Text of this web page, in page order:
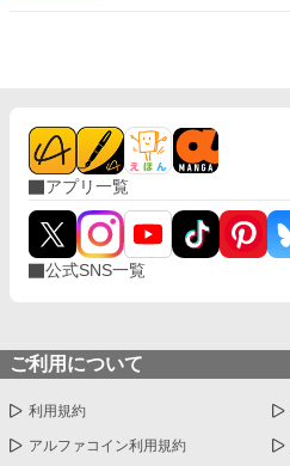
アプリ一覧
公式SNS一覧
ご利用について
利用規約
アルファコイン利用規約